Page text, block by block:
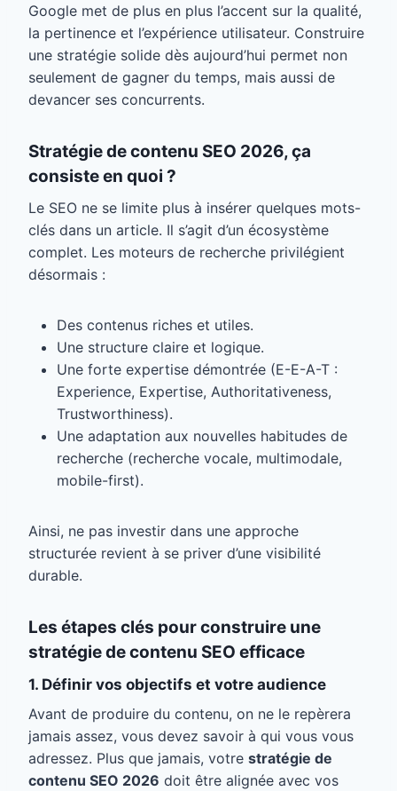
Google met de plus en plus l’accent sur la qualité,
la pertinence et l’expérience utilisateur. Construire
une stratégie solide dès aujourd’hui permet non
seulement de gagner du temps, mais aussi de
devancer ses concurrents.
Stratégie de contenu SEO 2026, ça
consiste en quoi ?
Le SEO ne se limite plus à insérer quelques mots-
clés dans un article. Il s’agit d’un écosystème
complet. Les moteurs de recherche privilégient
désormais :
Des contenus riches et utiles.
Une structure claire et logique.
Une forte expertise démontrée (E-E-A-T :
Experience, Expertise, Authoritativeness,
Trustworthiness).
Une adaptation aux nouvelles habitudes de
recherche (recherche vocale, multimodale,
mobile-first).
Ainsi, ne pas investir dans une approche
structurée revient à se priver d’une visibilité
durable.
Les étapes clés pour construire une
stratégie de contenu SEO efficace
1. Définir vos objectifs et votre audience
Avant de produire du contenu, on ne le repèrera
jamais assez, vous devez savoir à qui vous vous
adressez. Plus que jamais, votre stratégie de
contenu SEO 2026 doit être alignée avec vos